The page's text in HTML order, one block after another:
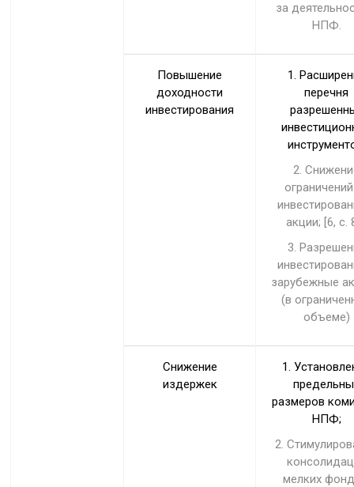
за
НПФ.
Повышение
доходности
инвестирования
1.
перечня
2.
акции; [6, с.
3.
зарубежные
(в
объеме)
Снижение
издержек
1.
размеров
НПФ;
2.
мелких